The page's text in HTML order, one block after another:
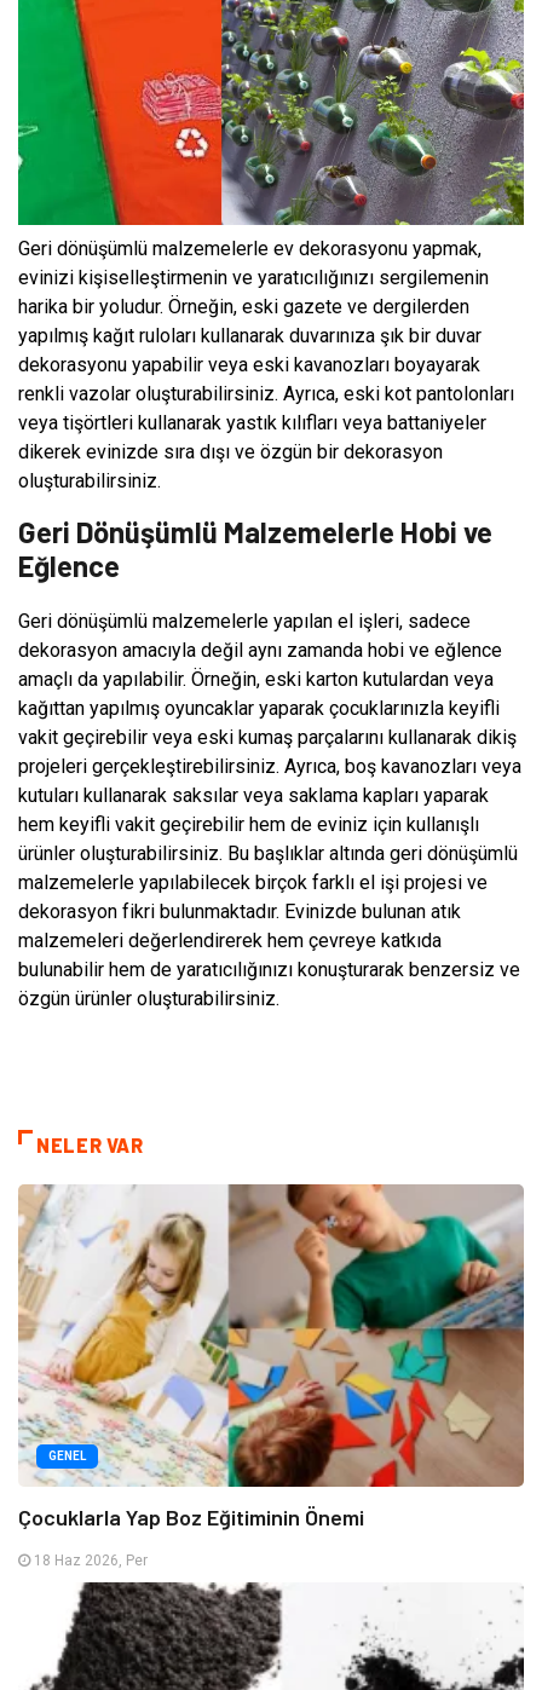
Geri dönüşümlü malzemelerle ev dekorasyonu yapmak,
evinizi kişiselleştirmenin ve yaratıcılığınızı sergilemenin
harika bir yoludur. Örneğin, eski gazete ve dergilerden
yapılmış kağıt ruloları kullanarak duvarınıza şık bir duvar
dekorasyonu yapabilir veya eski kavanozları boyayarak
renkli vazolar oluşturabilirsiniz. Ayrıca, eski kot pantolonları
veya tişörtleri kullanarak yastık kılıfları veya battaniyeler
dikerek evinizde sıra dışı ve özgün bir dekorasyon
oluşturabilirsiniz.
Geri Dönüşümlü Malzemelerle Hobi ve
Eğlence
Geri dönüşümlü malzemelerle yapılan el işleri, sadece
dekorasyon amacıyla değil aynı zamanda hobi ve eğlence
amaçlı da yapılabilir. Örneğin, eski karton kutulardan veya
kağıttan yapılmış oyuncaklar yaparak çocuklarınızla keyifli
vakit geçirebilir veya eski kumaş parçalarını kullanarak dikiş
projeleri gerçekleştirebilirsiniz. Ayrıca, boş kavanozları veya
kutuları kullanarak saksılar veya saklama kapları yaparak
hem keyifli vakit geçirebilir hem de eviniz için kullanışlı
ürünler oluşturabilirsiniz. Bu başlıklar altında geri dönüşümlü
malzemelerle yapılabilecek birçok farklı el işi projesi ve
dekorasyon fikri bulunmaktadır. Evinizde bulunan atık
malzemeleri değerlendirerek hem çevreye katkıda
bulunabilir hem de yaratıcılığınızı konuşturarak benzersiz ve
özgün ürünler oluşturabilirsiniz.
NELER VAR
GENEL
Çocuklarla Yap Boz Eğitiminin Önemi
18 Haz 2026, Per